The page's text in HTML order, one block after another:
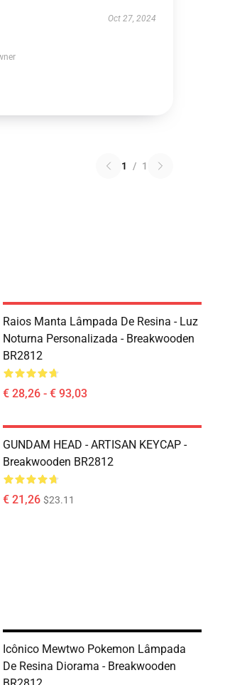
Oct 27, 2024
1 / 1
Raios Manta Lâmpada De Resina - Luz
Noturna Personalizada - Breakwooden
BR2812
€ 28,26 - € 93,03
GUNDAM HEAD - ARTISAN KEYCAP -
Breakwooden BR2812
€ 21,26 $23.11
Icônico Mewtwo Pokemon Lâmpada
De Resina Diorama - Breakwooden